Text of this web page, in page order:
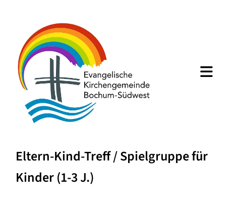
Eltern-Kind-Treff / Spielgruppe für
Kinder (1-3 J.)